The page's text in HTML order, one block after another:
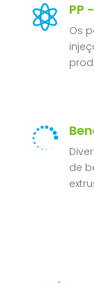
 PP
Os

de